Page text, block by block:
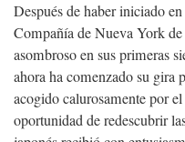
Después de haber iniciado
Compañía de Nueva York
asombroso en sus primeras
ahora ha comenzado su gira
acogido calurosamente por
oportunidad de redescubrir